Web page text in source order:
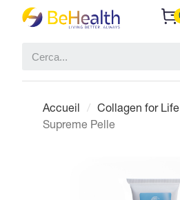
Accueil
Collagen for Life
Supreme Pelle